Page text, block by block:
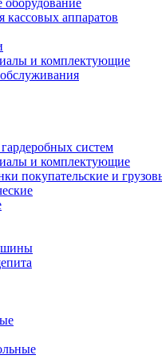
оборудование
кассовых аппаратов
и комплектующие
систем
и комплектующие
покупательские и